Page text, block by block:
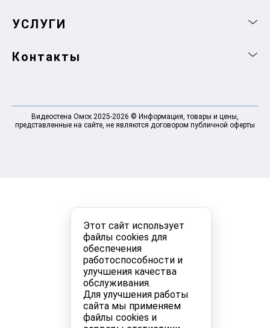
Этот сайт использует
файлы cookies для
обеспечения
работоспособности и
улучшения качества
обслуживания.
Для улучшения работы
сайта мы применяем
файлы cookies и
УСЛУГИ
Контакты
Видеостена Омск 2025-2026 © Информация, товары и цены,
представленные на сайте, не являются договором публичной оферты